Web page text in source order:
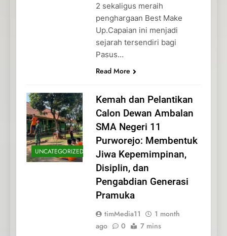
2 sekaligus meraih
penghargaan Best Make
Up.Capaian ini menjadi
sejarah tersendiri bagi
Pasus…
Read More
UNCATEGORIZED
Kemah dan Pelantikan
Calon Dewan Ambalan
SMA Negeri 11
Purworejo: Membentuk
Jiwa Kepemimpinan,
Disiplin, dan
Pengabdian Generasi
Pramuka
timMedia11
1 month
ago
0 7 mins